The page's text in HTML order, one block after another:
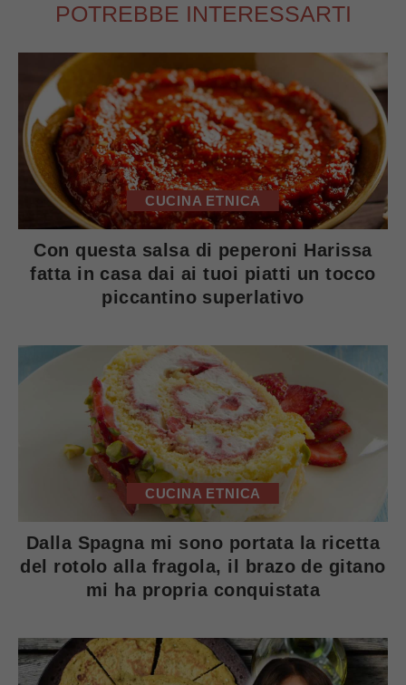
POTREBBE INTERESSARTI
CUCINA ETNICA
Con questa salsa di peperoni Harissa
fatta in casa dai ai tuoi piatti un tocco
piccantino superlativo
CUCINA ETNICA
Dalla Spagna mi sono portata la ricetta
del rotolo alla fragola, il brazo de gitano
mi ha propria conquistata